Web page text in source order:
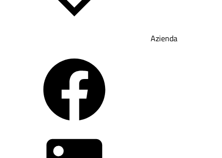
Azienda